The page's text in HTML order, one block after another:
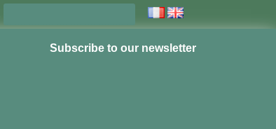
Subscribe to our newsletter